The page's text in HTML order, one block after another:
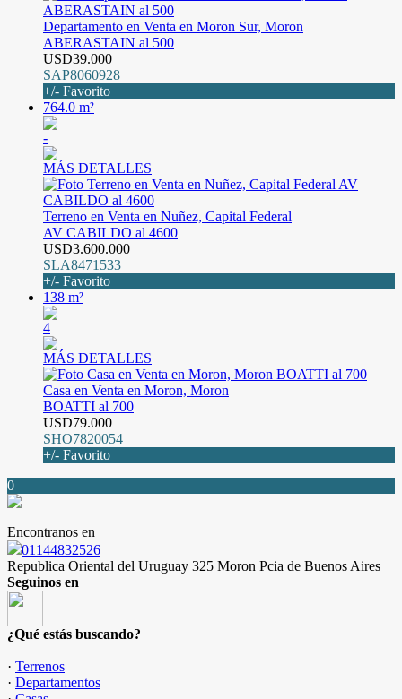
Departamento en Venta en Moron Sur, Moron
ABERASTAIN al 500
USD39.000
SAP8060928
+/- Favorito
764.0 m²
-
MÁS DETALLES
Terreno en Venta en Nuñez, Capital Federal
AV CABILDO al 4600
USD3.600.000
SLA8471533
+/- Favorito
138 m²
4
MÁS DETALLES
Casa en Venta en Moron, Moron
BOATTI al 700
USD79.000
SHO7820054
+/- Favorito
0
Encontranos en
01144832526
Republica Oriental del Uruguay 325 Moron Pcia de Buenos Aires
Seguinos en
¿Qué estás buscando?
· Terrenos
· Departamentos